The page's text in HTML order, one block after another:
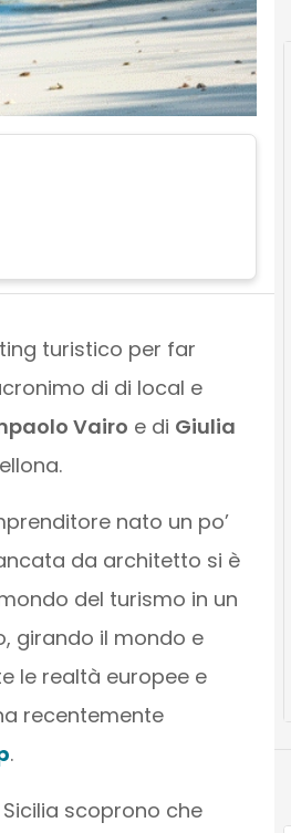
turistico per far
di di local e
Vairo e di Giulia
nato un po’
da architetto si è
del turismo in un
girando il mondo e
le realtà europee e
recentemente
.
scoprono che